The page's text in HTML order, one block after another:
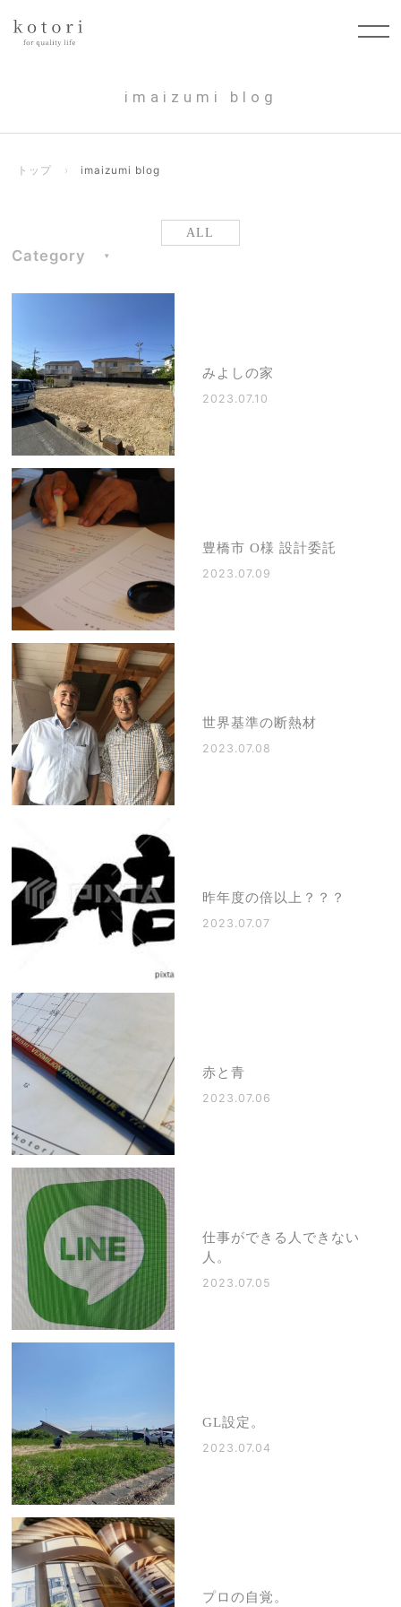
imaizumi blog
トップ › imaizumi blog
ALL
Category
みよしの家
2023.07.10
豊橋市 O様 設計委託
2023.07.09
世界基準の断熱材
2023.07.08
昨年度の倍以上？？？
2023.07.07
赤と青
2023.07.06
仕事ができる人できない
人。
2023.07.05
GL設定。
2023.07.04
プロの自覚。